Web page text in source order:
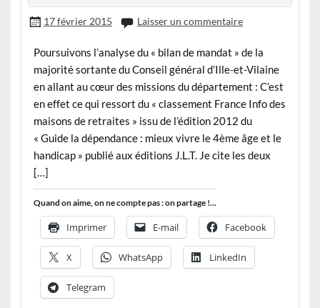
17 février 2015 Laisser un commentaire
Poursuivons l’analyse du « bilan de mandat » de la
majorité sortante du Conseil général d’Ille-et-Vilaine
en allant au cœur des missions du département : C’est
en effet ce qui ressort du « classement France Info des
maisons de retraites » issu de l’édition 2012 du
« Guide la dépendance : mieux vivre le 4ème âge et le
handicap » publié aux éditions J.L.T. Je cite les deux
[…]
Quand on aime, on ne compte pas : on partage !...
Imprimer E-mail Facebook
X WhatsApp LinkedIn
Telegram